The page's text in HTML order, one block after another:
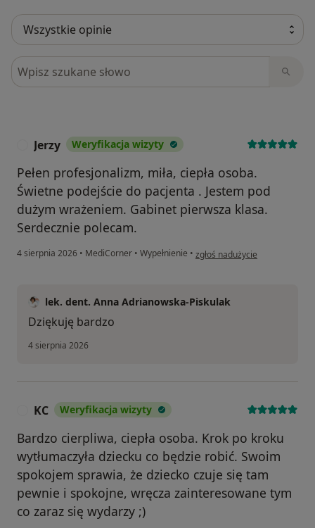
Szukaj w opiniach
Jerzy Weryfikacja wizyty
Pełen profesjonalizm, miła, ciepła osoba.
Świetne podejście do pacjenta . Jestem pod
dużym wrażeniem. Gabinet pierwsza klasa.
Serdecznie polecam.
4 sierpnia 2026 • MediCorner • Wypełnienie • w opinii użytkownika Jerzy
zgłoś nadużycie
lek. dent. Anna Adrianowska-Piskulak
Dziękuję bardzo
4 sierpnia 2026
KC Weryfikacja wizyty
Bardzo cierpliwa, ciepła osoba. Krok po kroku
wytłumaczyła dziecku co będzie robić. Swoim
spokojem sprawia, że dziecko czuje się tam
pewnie i spokojne, wręcza zainteresowane tym
co zaraz się wydarzy ;)